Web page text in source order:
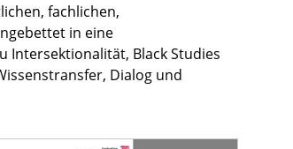
fachlichen,
in eine
Intersektionalität, Black Studies
Dialog und